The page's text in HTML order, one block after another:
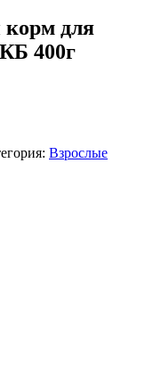
корм для
400г
Взрослые